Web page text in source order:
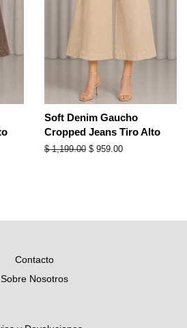
Soft Denim Gaucho
Cropped Jeans Tiro Alto
Precio
$ 1,199.00 Precio
$ 959.00
Contacto
Sobre Nosotros